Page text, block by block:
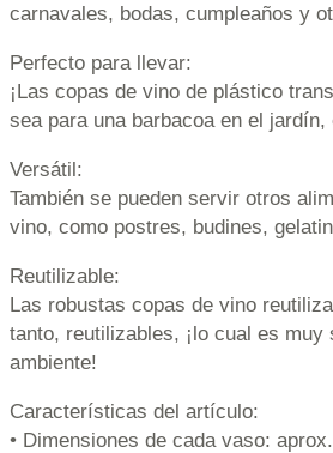
carnavales, bodas, cumpleaños y
Perfecto para llevar:
¡Las copas de vino de plástico
sea para una barbacoa en el
Versátil:
También se pueden servir otros
vino, como postres, budines,
Reutilizable:
Las robustas copas de vino
tanto, reutilizables, ¡lo cual es
ambiente!
Características del artículo:
• Dimensiones de cada vaso: